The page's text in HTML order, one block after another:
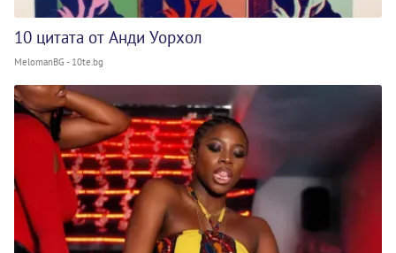
10 цитата от Анди Уорхол
MelomanBG - 10te.bg